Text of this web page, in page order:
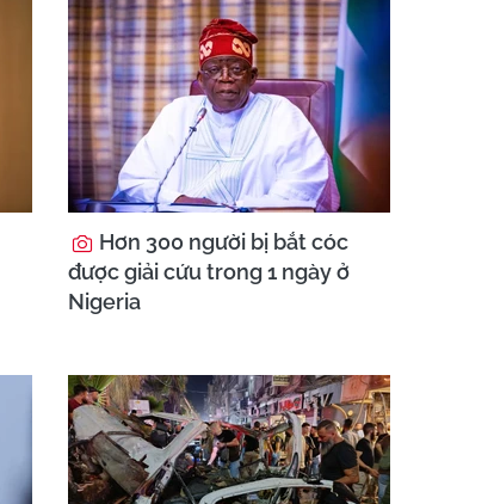
Hơn 300 người bị bắt cóc
được giải cứu trong 1 ngày ở
Nigeria